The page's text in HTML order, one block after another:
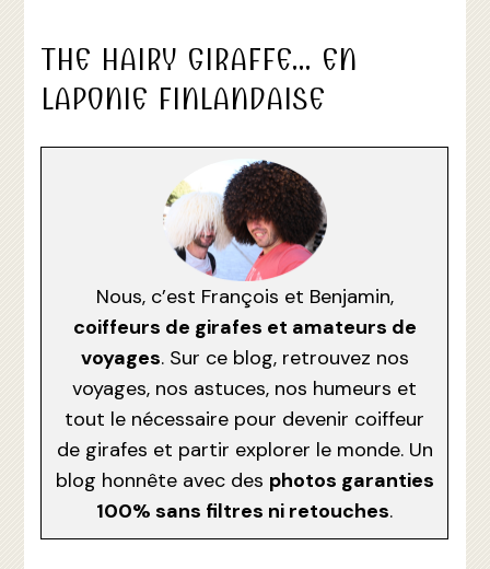
THE HAIRY GIRAFFE… EN
LAPONIE FINLANDAISE
Nous, c’est François et Benjamin,
coiffeurs de girafes et amateurs de
voyages. Sur ce blog, retrouvez nos
voyages, nos astuces, nos humeurs et
tout le nécessaire pour devenir coiffeur
de girafes et partir explorer le monde. Un
blog honnête avec des photos garanties
100% sans filtres ni retouches.